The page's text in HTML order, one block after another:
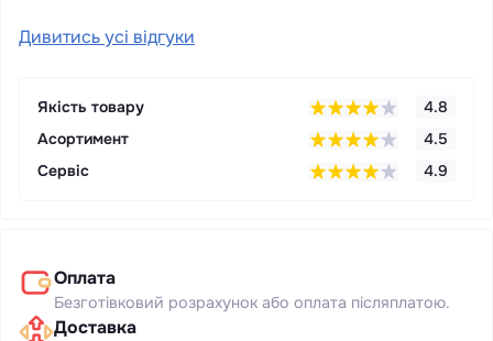
Дивитись усі відгуки
Якість товару
4.8
Асортимент
4.5
Сервіс
4.9
Оплата
Безготівковий розрахунок або оплата післяплатою.
Доставка